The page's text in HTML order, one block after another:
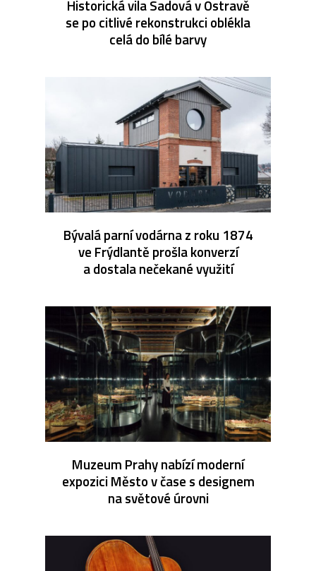
Historická vila Sadová v Ostravě
se po citlivé rekonstrukci oblékla
celá do bílé barvy
Bývalá parní vodárna z roku 1874
ve Frýdlantě prošla konverzí
a dostala nečekané využití
Muzeum Prahy nabízí moderní
expozici Město v čase s designem
na světové úrovni